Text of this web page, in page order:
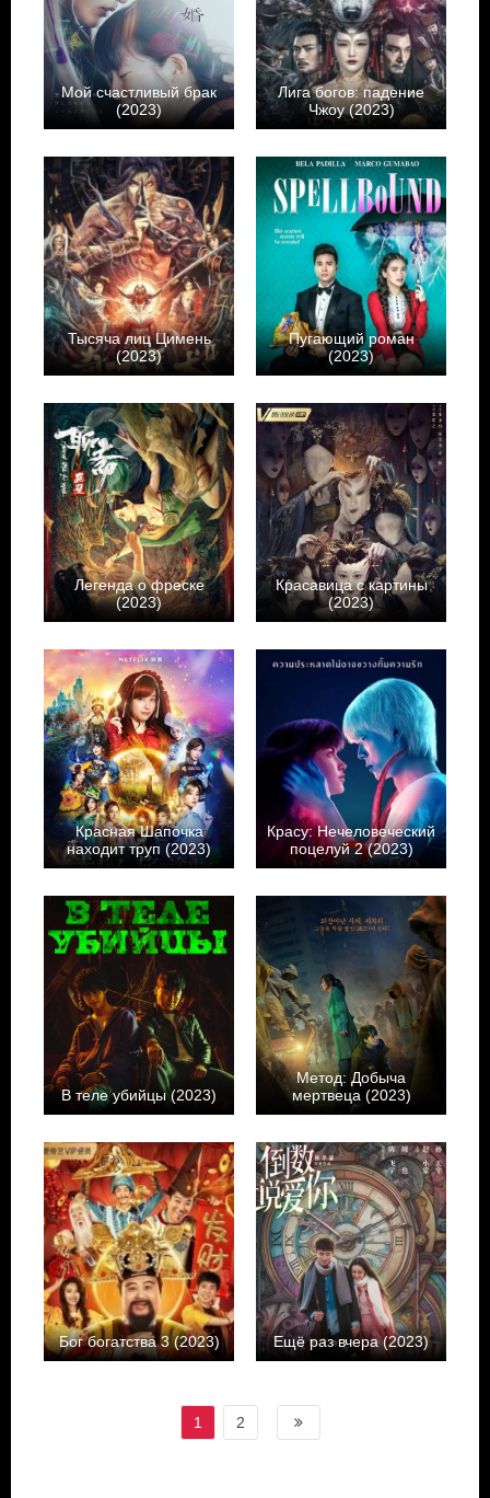
Мой счастливый брак
(2023)
Лига богов: падение
Чжоу (2023)
Тысяча лиц Цимень
(2023)
Пугающий роман
(2023)
Легенда о фреске
(2023)
Красавица с картины
(2023)
Красная Шапочка
находит труп (2023)
Красу: Нечеловеческий
поцелуй 2 (2023)
В теле убийцы (2023)
Метод: Добыча
мертвеца (2023)
Бог богатства 3 (2023) Ещё раз вчера (2023)
1 2